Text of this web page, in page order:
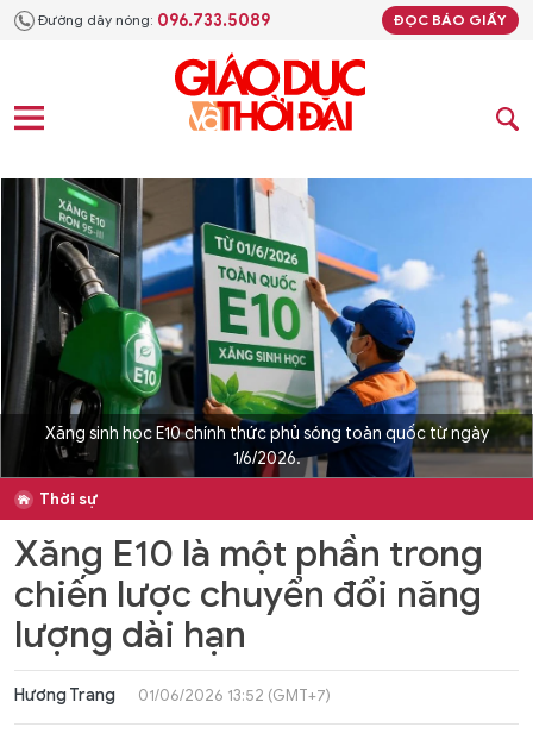
Đường dây nóng: 096.733.5089 ĐỌC BÁO GIẤY
Xăng sinh học E10 chính thức phủ sóng toàn quốc từ ngày
1/6/2026.
Thời sự
Xăng E10 là một phần trong
chiến lược chuyển đổi năng
lượng dài hạn
Hương Trang 01/06/2026 13:52 (GMT+7)